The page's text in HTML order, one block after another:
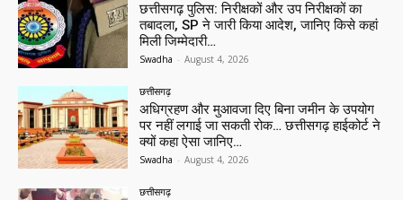
छत्तीसगढ़ पुलिस: निरीक्षकों और उप निरीक्षकों का
तबादला, SP ने जारी किया आदेश, जानिए किसे कहां
मिली जिम्मेदारी…
Swadha - August 4, 2026
छत्तीसगढ़
अधिग्रहण और मुआवजा दिए बिना जमीन के उपयोग
पर नहीं लगाई जा सकती रोक… छत्तीसगढ़ हाईकोर्ट ने
क्यों कहा ऐसा जानिए…
Swadha - August 4, 2026
छत्तीसगढ़